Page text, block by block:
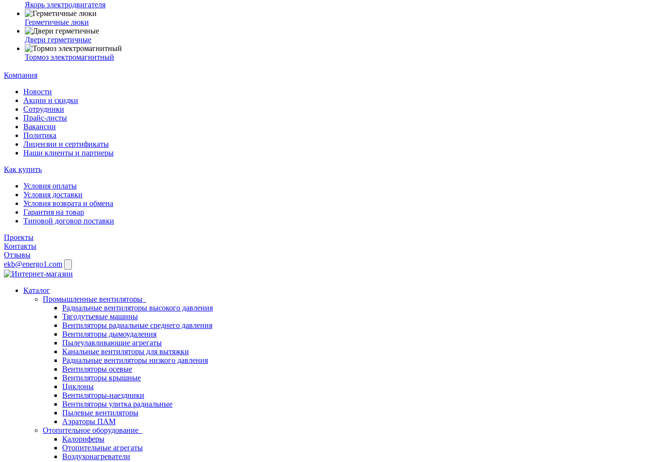
Якорь электродвигателя
Герметичные люки
Двери герметичные
Тормоз электромагнитный
Компания
Новости
Акции и скидки
Сотрудники
Прайс-листы
Вакансии
Политика
Лицензии и сертификаты
Наши клиенты и партнеры
Как купить
Условия оплаты
Условия доставки
Условия возврата и обмена
Гарантия на товар
Типовой договор поставки
Проекты
Контакты
Отзывы
ekb@energo1.com
Каталог
Промышленные вентиляторы
Радиальные вентиляторы высокого давления
Тягодутьевые машины
Вентиляторы радиальные среднего давления
Вентиляторы дымоудаления
Пылеулавливающие агрегаты
Канальные вентиляторы для вытяжки
Радиальные вентиляторы низкого давления
Вентиляторы осевые
Вентиляторы крышные
Циклоны
Вентиляторы-наездники
Вентиляторы улитка радиальные
Пылевые вентиляторы
Аэраторы ПАМ
Отопительное оборудование
Калориферы
Отопительные агрегаты
Воздухонагреватели